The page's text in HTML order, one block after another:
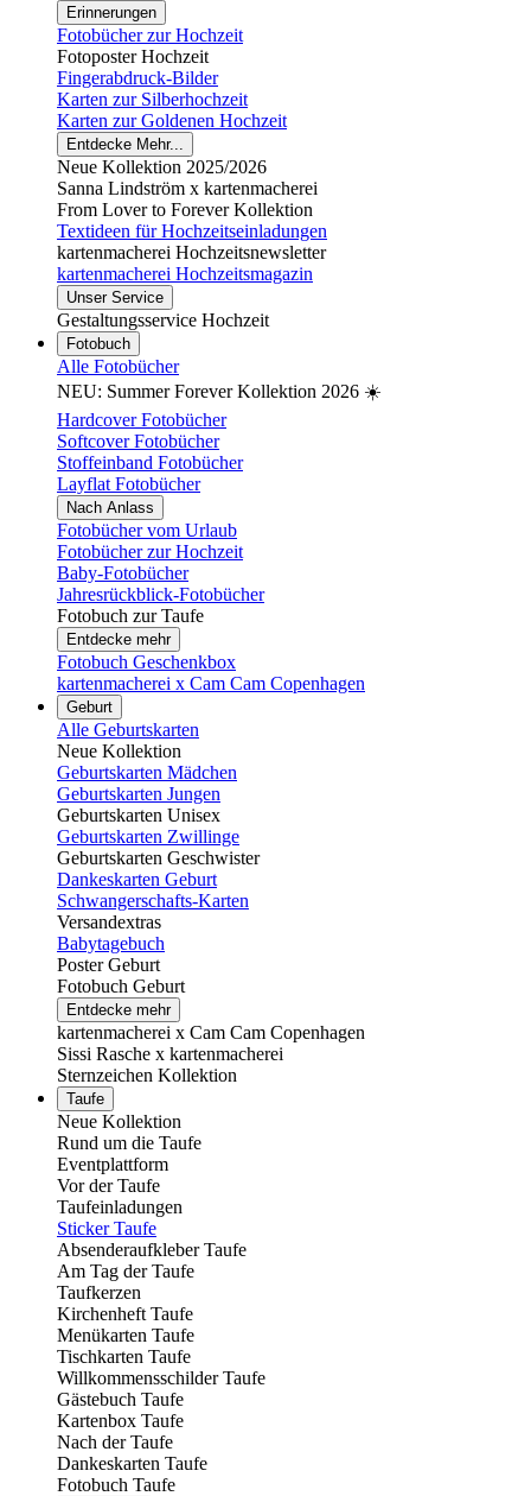
Erinnerungen
Fotobücher zur Hochzeit
Fotoposter Hochzeit
Fingerabdruck-Bilder
Karten zur Silberhochzeit
Karten zur Goldenen Hochzeit
Entdecke Mehr...
Neue Kollektion 2025/2026
Sanna Lindström x kartenmacherei
From Lover to Forever Kollektion
Textideen für Hochzeitseinladungen
kartenmacherei Hochzeitsnewsletter
kartenmacherei Hochzeitsmagazin
Unser Service
Gestaltungsservice Hochzeit
Fotobuch
Alle Fotobücher
NEU: Summer Forever Kollektion 2026 ☀️
Hardcover Fotobücher
Softcover Fotobücher
Stoffeinband Fotobücher
Layflat Fotobücher
Nach Anlass
Fotobücher vom Urlaub
Fotobücher zur Hochzeit
Baby-Fotobücher
Jahresrückblick-Fotobücher
Fotobuch zur Taufe
Entdecke mehr
Fotobuch Geschenkbox
kartenmacherei x Cam Cam Copenhagen
Geburt
Alle Geburtskarten
Neue Kollektion
Geburtskarten Mädchen
Geburtskarten Jungen
Geburtskarten Unisex
Geburtskarten Zwillinge
Geburtskarten Geschwister
Dankeskarten Geburt
Schwangerschafts-Karten
Versandextras
Babytagebuch
Poster Geburt
Fotobuch Geburt
Entdecke mehr
kartenmacherei x Cam Cam Copenhagen
Sissi Rasche x kartenmacherei
Sternzeichen Kollektion
Taufe
Neue Kollektion
Rund um die Taufe
Eventplattform
Vor der Taufe
Taufeinladungen
Sticker Taufe
Absenderaufkleber Taufe
Am Tag der Taufe
Taufkerzen
Kirchenheft Taufe
Menükarten Taufe
Tischkarten Taufe
Willkommensschilder Taufe
Gästebuch Taufe
Kartenbox Taufe
Nach der Taufe
Dankeskarten Taufe
Fotobuch Taufe